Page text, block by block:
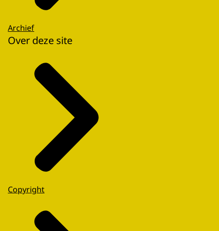
Archief
Over deze site
Copyright